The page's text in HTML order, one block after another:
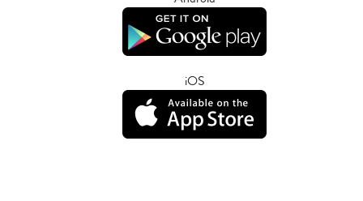
iOS